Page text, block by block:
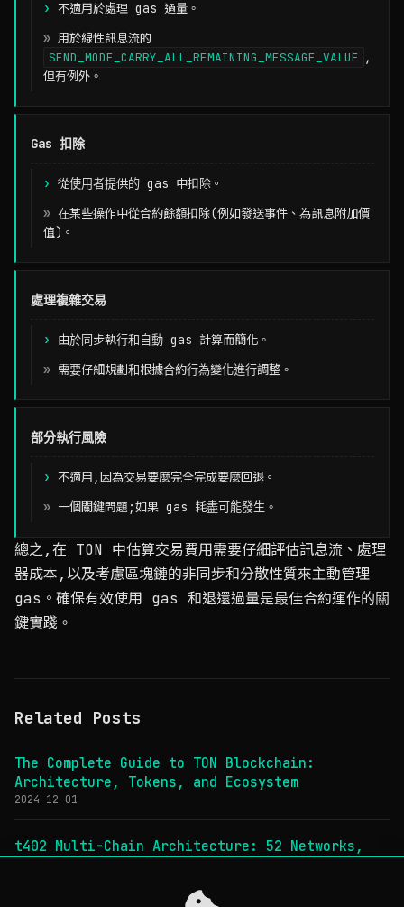
不適用於處理 gas 過量。
用於線性訊息流的
SEND_MODE_CARRY_ALL_REMAINING_MESSAGE_VALUE ,
但有例外。
Gas 扣除
從使用者提供的 gas 中扣除。
在某些操作中從合約餘額扣除(例如發送事件、為訊息附加價
值)。
處理複雜交易
由於同步執行和自動 gas 計算而簡化。
需要仔細規劃和根據合約行為變化進行調整。
部分執行風險
不適用,因為交易要麼完全完成要麼回退。
一個關鍵問題;如果 gas 耗盡可能發生。
總之,在 TON 中估算交易費用需要仔細評估訊息流、處理
器成本,以及考慮區塊鏈的非同步和分散性質來主動管理
gas。確保有效使用 gas 和退還過量是最佳合約運作的關
鍵實踐。
Related Posts
The Complete Guide to TON Blockchain:
Architecture, Tokens, and Ecosystem
2024-12-01
t402 Multi-Chain Architecture: 52 Networks,